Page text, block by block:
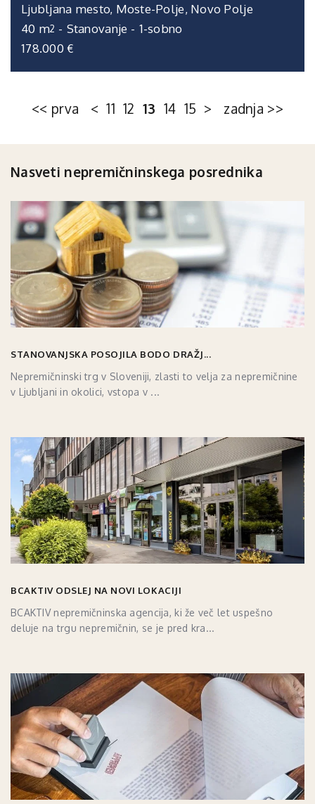
Ljubljana mesto, Moste-Polje, Novo Polje
40 m2 - Stanovanje - 1-sobno
178.000 €
<< prva < 11 12 13 14 15 > zadnja >>
Nasveti nepremičninskega posrednika
STANOVANJSKA POSOJILA BODO DRAŽJ...
Nepremičninski trg v Sloveniji, zlasti to velja za nepremičnine
v Ljubljani in okolici, vstopa v ...
BCAKTIV ODSLEJ NA NOVI LOKACIJI
BCAKTIV nepremičninska agencija, ki že več let uspešno
deluje na trgu nepremičnin, se je pred kra...